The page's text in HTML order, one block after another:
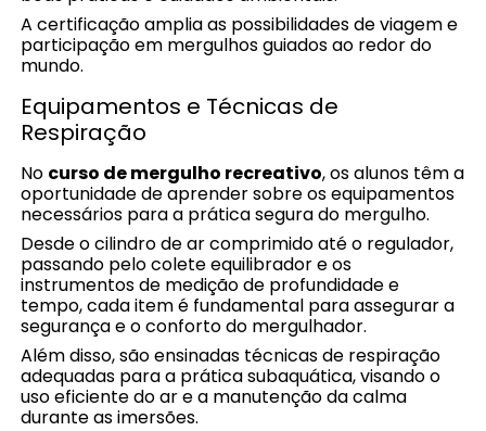
A certificação amplia as possibilidades de viagem e
participação em mergulhos guiados ao redor do
mundo.
Equipamentos e Técnicas de
Respiração
No curso de mergulho recreativo, os alunos têm a
oportunidade de aprender sobre os equipamentos
necessários para a prática segura do mergulho.
Desde o cilindro de ar comprimido até o regulador,
passando pelo colete equilibrador e os
instrumentos de medição de profundidade e
tempo, cada item é fundamental para assegurar a
segurança e o conforto do mergulhador.
Além disso, são ensinadas técnicas de respiração
adequadas para a prática subaquática, visando o
uso eficiente do ar e a manutenção da calma
durante as imersões.